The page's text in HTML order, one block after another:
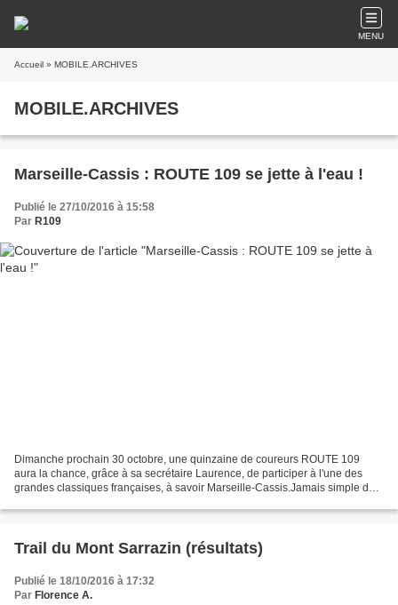
MENU
Accueil » MOBILE.ARCHIVES
MOBILE.ARCHIVES
Marseille-Cassis : ROUTE 109 se jette à l'eau !
Publié le 27/10/2016 à 15:58
Par R109
Dimanche prochain 30 octobre, une quinzaine de coureurs ROUTE 109
aura la chance, grâce à sa secrétaire Laurence, de participer à l'une des
grandes classiques françaises, à savoir Marseille-Cassis.Jamais simple de
Trail du Mont Sarrazin (résultats)
Publié le 18/10/2016 à 17:32
Par Florence A.